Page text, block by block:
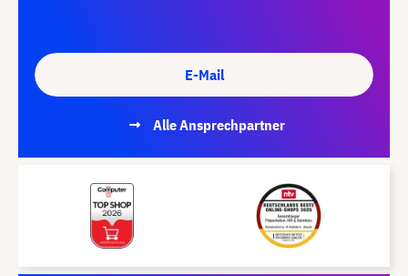
E-Mail
Alle Ansprechpartner